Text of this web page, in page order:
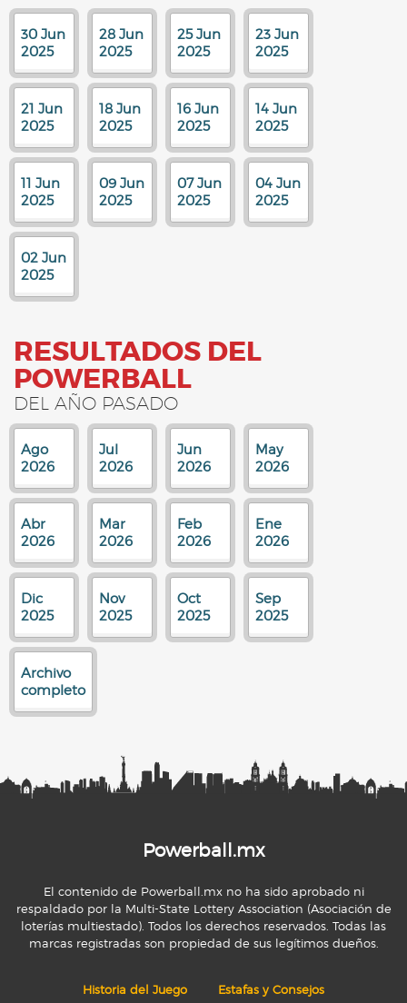
30 Jun
2025
28 Jun
2025
25 Jun
2025
23 Jun
2025
21 Jun
2025
18 Jun
2025
16 Jun
2025
14 Jun
2025
11 Jun
2025
09 Jun
2025
07 Jun
2025
04 Jun
2025
02 Jun
2025
RESULTADOS DEL
POWERBALL
DEL AÑO PASADO
Ago
2026
Jul
2026
Jun
2026
May
2026
Abr
2026
Mar
2026
Feb
2026
Ene
2026
Dic
2025
Nov
2025
Oct
2025
Sep
2025
Archivo
completo
Powerball.mx
El contenido de Powerball.mx no ha sido aprobado ni
respaldado por la Multi-State Lottery Association (Asociación de
loterías multiestado). Todos los derechos reservados. Todas las
marcas registradas son propiedad de sus legítimos dueños.
Historia del Juego Estafas y Consejos